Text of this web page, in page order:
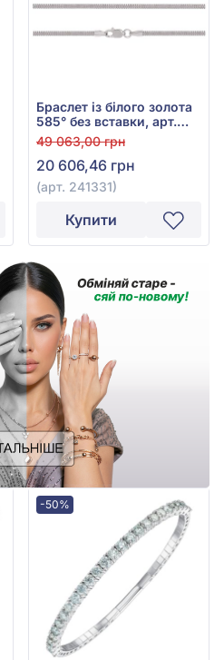
Браслет із білого золота
585° без вставки, арт.
241331
49 063,00 грн
20 606,46 грн
(арт. 241331)
Купити
-50%